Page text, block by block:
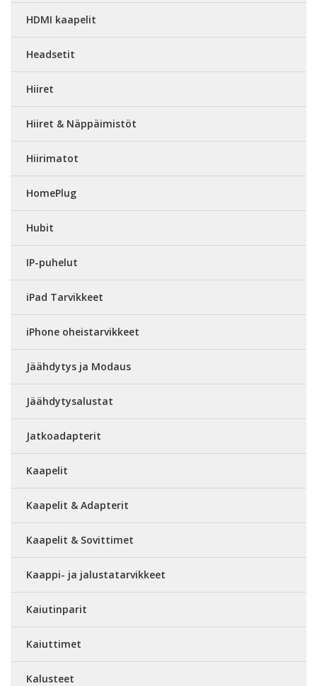
HDMI kaapelit
Headsetit
Hiiret
Hiiret & Näppäimistöt
Hiirimatot
HomePlug
Hubit
IP-puhelut
iPad Tarvikkeet
iPhone oheistarvikkeet
Jäähdytys ja Modaus
Jäähdytysalustat
Jatkoadapterit
Kaapelit
Kaapelit & Adapterit
Kaapelit & Sovittimet
Kaappi- ja jalustatarvikkeet
Kaiutinparit
Kaiuttimet
Kalusteet